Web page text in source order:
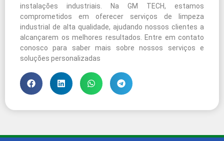
instalações industriais. Na GM TECH, estamos
comprometidos em oferecer serviços de limpeza
industrial de alta qualidade, ajudando nossos clientes a
alcançarem os melhores resultados. Entre em contato
conosco para saber mais sobre nossos serviços e
soluções personalizadas